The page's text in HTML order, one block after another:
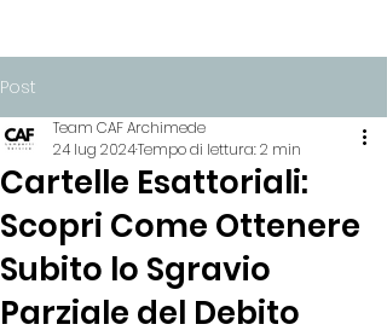
Post
Cartelle Esattoriali:
Scopri Come Ottenere
Subito lo Sgravio
Parziale del Debito
Team CAF Archimede
24 lug 2024Tempo di lettura: 2 min